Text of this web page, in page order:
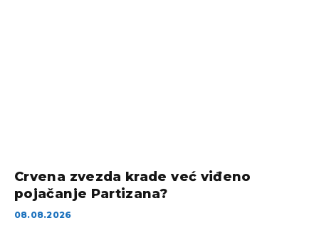
Crvena zvezda krade već viđeno
pojačanje Partizana?
08.08.2026